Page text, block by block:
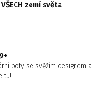
zemí světa
boty se svěžím designem a
tu!